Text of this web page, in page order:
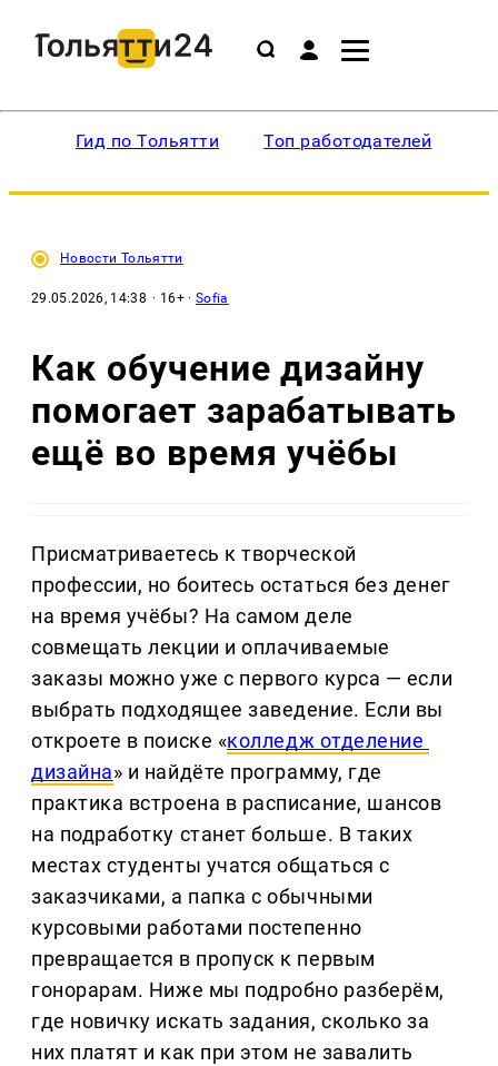
Гид по Тольятти Топ работодателей
Новости Тольятти
29.05.2026, 14:38 · 16+ ·Sofia
Как обучение дизайну
помогает зарабатывать
ещё во время учёбы
Присматриваетесь к творческой
профессии, но боитесь остаться без денег
на время учёбы? На самом деле
совмещать лекции и оплачиваемые
заказы можно уже с первого курса — если
выбрать подходящее заведение. Если вы
откроете в поиске «колледж отделение
дизайна» и найдёте программу, где
практика встроена в расписание, шансов
на подработку станет больше. В таких
местах студенты учатся общаться с
заказчиками, а папка с обычными
курсовыми работами постепенно
превращается в пропуск к первым
гонорарам. Ниже мы подробно разберём,
где новичку искать задания, сколько за
них платят и как при этом не завалить